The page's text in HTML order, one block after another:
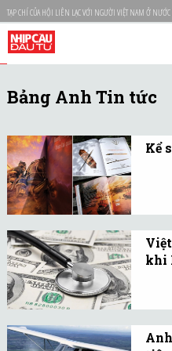
TẠP CHÍ CỦA HỘI LIÊN LẠC VỚI NGƯỜI VIỆT NAM Ở NƯỚC
Bảng Anh Tin tức
Kể
khi